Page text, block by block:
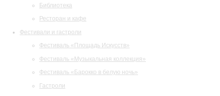
Библиотека
Ресторан и кафе
Фестивали и гастроли
Фестиваль «Площадь Искусств»
Фестиваль «Музыкальная коллекция»
Фестиваль «Барокко в белую ночь»
Гастроли